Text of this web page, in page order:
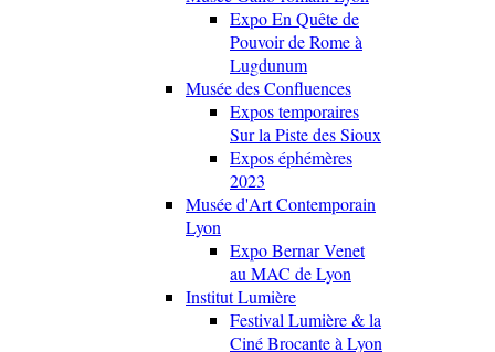
Expo En Quête de
Pouvoir de Rome à
Lugdunum
Musée des Confluences
Expos temporaires
Sur la Piste des Sioux
Expos éphémères
2023
Musée d'Art Contemporain
Lyon
Expo Bernar Venet
au MAC de Lyon
Institut Lumière
Festival Lumière & la
Ciné Brocante à Lyon